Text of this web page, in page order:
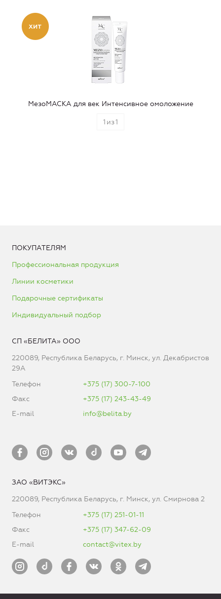
МезоМАСКА для век Интенсивное омоложение
1 из1
ПОКУПАТЕЛЯМ
Профессиональная продукция
Линии косметики
Подарочные сертификаты
Индивидуальный подбор
СП «БЕЛИТА» ООО
220089, Республика Беларусь, г. Минск, ул. Декабристов
29А
Телефон
+375 (17) 300-7-100
Факс
+375 (17) 243-43-49
E-mail
info@belita.by
ЗАО «ВИТЭКС»
220089, Республика Беларусь, г. Минск, ул. Смирнова 2
Телефон
+375 (17) 251-01-11
Факс
+375 (17) 347-62-09
E-mail
contact@vitex.by